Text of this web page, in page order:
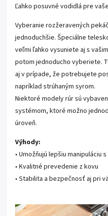
Ľahko posuvné vodidlá pre
Vyberanie rozžeravených
jednoduchšie. Špeciálne
veľmi ľahko vysuniete aj s
potom jednoducho vyberiete.
aj v prípade, že potrebujete
napríklad strúhaným syrom.
Niektoré modely rúr sú
systémom, ktoré možno
úroveň.
Výhody:
• Umožňujú lepšiu manipuláciu
• Kvalitné prevedenie z kovu
• Stabilita a bezpečnosť aj pri